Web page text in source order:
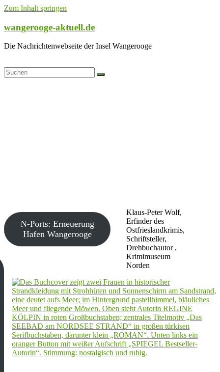
Zum Inhalt springen
wangerooge-aktuell.de
Die Nachrichtenwebseite der Insel Wangerooge
Klaus-Peter Wolf,
Erfinder des
Ostfrieslandkrimis,
Schriftsteller,
Drehbuchautor ,
Krimimuseum
Norden
N-Ports: Erneuerung
Hafen Wangerooge